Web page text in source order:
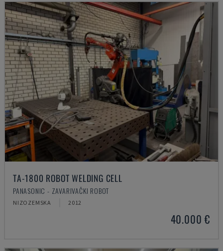
TA-1800 ROBOT WELDING CELL
PANASONIC - ZAVARIVAČKI ROBOT
NIZOZEMSKA 2012
40.000 €